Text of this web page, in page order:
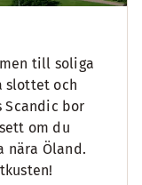
till soliga
slottet och
Scandic bor
om du
nära Öland.